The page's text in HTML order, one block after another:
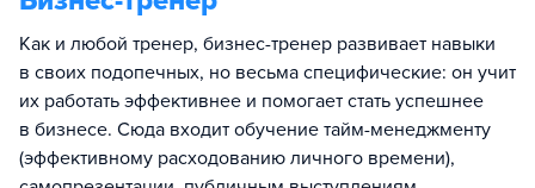
Как и любой тренер, бизнес-тренер развивает навыки
в своих подопечных, но весьма специфические: он учит
их работать эффективнее и помогает стать успешнее
в бизнесе. Сюда входит обучение тайм-менеджменту
(эффективному расходованию личного времени),